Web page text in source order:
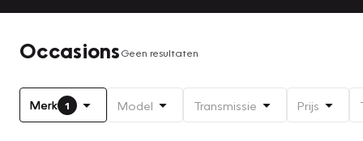
OccasionsGeen resultaten
Merk 1 Model Transmissie Prijs